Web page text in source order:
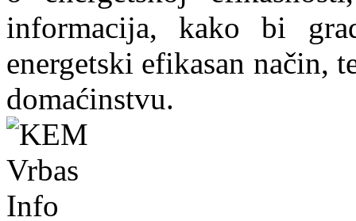
informacija, kako bi
energetski efikasan način,
domaćinstvu.